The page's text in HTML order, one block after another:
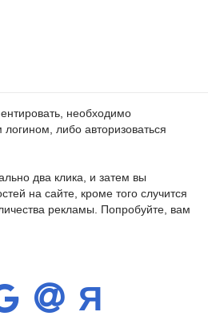
необходимо
логином, либо авторизоваться
два клика, и затем вы
на сайте, кроме того случится
рекламы. Попробуйте, вам